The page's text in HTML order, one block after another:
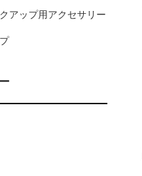
アップ用アクセサリー